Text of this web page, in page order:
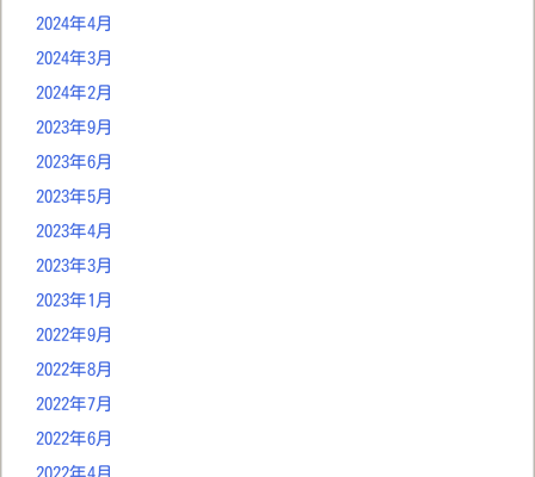
2024年4月
2024年3月
2024年2月
2023年9月
2023年6月
2023年5月
2023年4月
2023年3月
2023年1月
2022年9月
2022年8月
2022年7月
2022年6月
2022年4月